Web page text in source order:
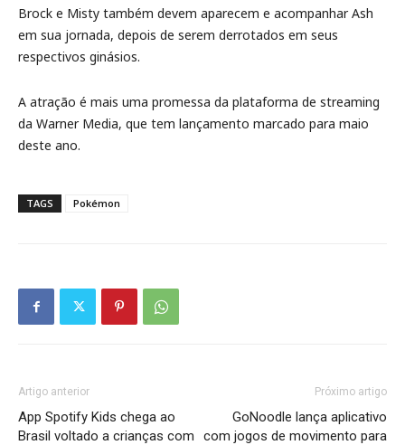
Brock e Misty também devem aparecem e acompanhar Ash
em sua jornada, depois de serem derrotados em seus
respectivos ginásios.
A atração é mais uma promessa da plataforma de streaming
da Warner Media, que tem lançamento marcado para maio
deste ano.
TAGS Pokémon
Artigo anterior
App Spotify Kids chega ao
Brasil voltado a crianças com
Próximo artigo
GoNoodle lança aplicativo
com jogos de movimento para